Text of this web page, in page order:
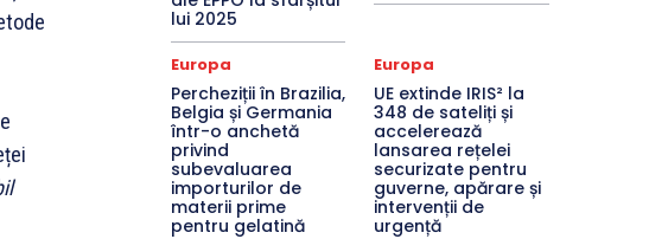
lui 2025
Europa
Percheziții în Brazilia,
Belgia și Germania
într-o anchetă
privind
subevaluarea
importurilor de
materii prime
pentru gelatină
Europa
UE extinde IRIS² la
348 de sateliți și
accelerează
lansarea rețelei
securizate pentru
guverne, apărare și
intervenții de
urgență